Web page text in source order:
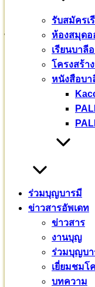
รับสมัครเ
ห้องสมุด
เรียนบาลี
โครงสร้า
หนังสือบา
ร่วมบุญบารมี
ข่าวสารอัพเดท
ข่าวสาร
งานบุญ
ร่วมบุญบ
เยี่ยมชมโ
บทความ
ประชุม ล้วนเป็นผู้ใฝ่
สมัครสอบสวดทรงจ
ได้ใช้ศรัทธา วิริยะ
ความสามารถทรงจำ
กิจกรรมตลอด ๗ วัน
ยกย่องเชิดชูพระสง
ยิ่งใหญ่ มิใช่จะเกิดขึ้